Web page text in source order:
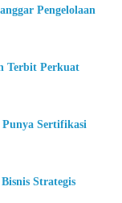
Pengelolaan
Terbit Perkuat
Sertifikasi
Strategis